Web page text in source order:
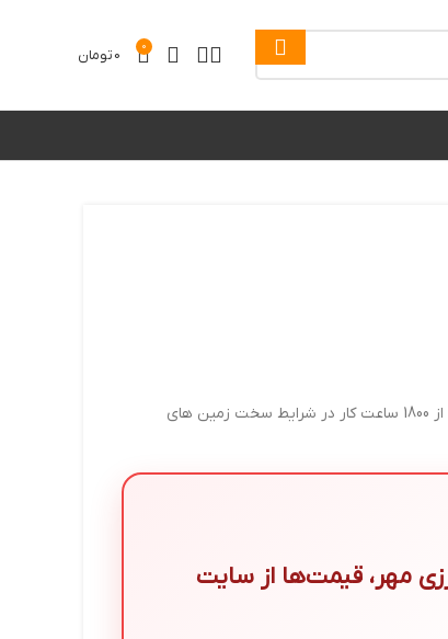
0
0تومان
لاستیک شنی 50*90*450 هامبورگ | وارداتی | گل درشت استاندران | بیش از 1800 ساعت کار در شرایط سخت زمین های
مهر، قیمت‌ها از سایت